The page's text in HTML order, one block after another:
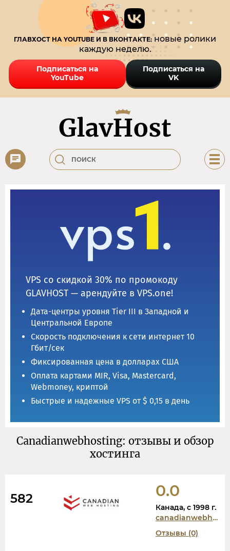
ГЛАВХОСТ НА YOUTUBE И В ВКОНТАКТЕ:новые ролики
каждую неделю.
Подписаться на
YouTube
Подписаться на
VK
VPS со скидкой 30% по промокоду
GLAVHOST — арендуйте в VPS.one!
Дата-центры уровня Tier III в Западной и
Центральной Европе
Скорость подключения к сети интернет 10
Гбит/сек
Фиксированная цена в долларах США
Оплата картами MIR, Visa, Mastercard,
Webmoney, криптой
Быстрые и надежные VPS от $ 0,15 в день
Canadianwebhosting: отзывы и обзор
хостинга
582 0.0
Канада, c 1998 г.
canadianwebhosting.com
Отзывы (0)